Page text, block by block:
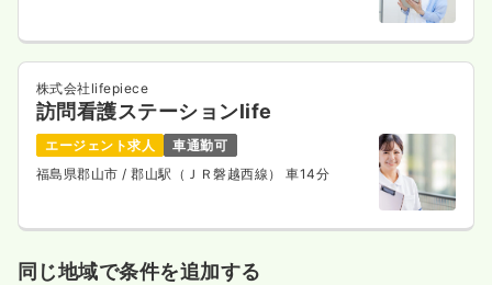
株式会社lifepiece
訪問看護ステーションlife
エージェント求人
車通勤可
福島県郡山市 / 郡山駅（ＪＲ磐越西線） 車14分
同じ地域で条件を追加する